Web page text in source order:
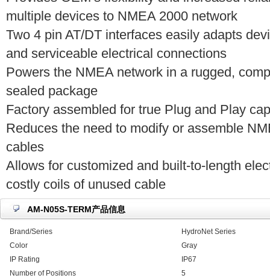
multiple devices to NMEA 2000 network
Two 4 pin AT/DT interfaces easily adapts
and serviceable electrical connections
Powers the NMEA network in a rugged,
sealed package
Factory assembled for true Plug and Play
Reduces the need to modify or assemble
cables
Allows for customized and built-to-length
costly coils of unused cable
AM-N05S-TERM产品信息
Brand/Series
HydroNet Series
Color
Gray
IP Rating
IP67
Number of Positions
5